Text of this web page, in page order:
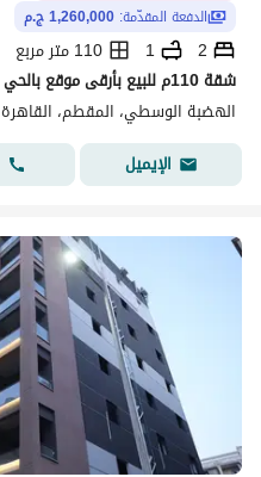
الدفعة المقدّمة: 1,260,000 ج.م
2
1
110 متر مربع
الهضبة الوسطي، المقطم، القاهرة
الإيميل